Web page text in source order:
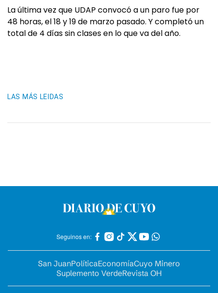
La última vez que UDAP convocó a un paro fue por
48 horas, el 18 y 19 de marzo pasado. Y completó un
total de 4 días sin clases en lo que va del año.
LAS MÁS LEIDAS
Seguinos en:
San JuanPolíticaEconomíaCuyo Minero
Suplemento VerdeRevista OH